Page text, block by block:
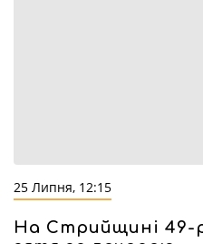
25 Липня, 12:15
На Стрийщині 49-